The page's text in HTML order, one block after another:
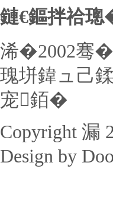
鏈€鏂拌祫
浠�2002骞
瑰垪鍏ュ己
宠銆�
Copyright 漏
Design by